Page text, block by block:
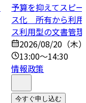
予算を抑えてスピ
ス化 所有から利用
ス利用型の文書管
2026/08/20（木
13:00～14:30
情報政策
今すぐ申し込む